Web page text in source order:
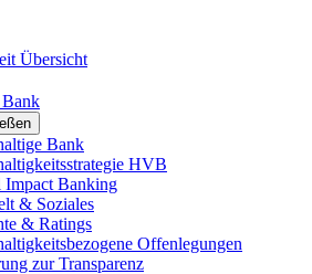
Übersicht
Bank
HVB
Impact Banking
& Soziales
& Ratings
Offenlegungen
zur Transparenz